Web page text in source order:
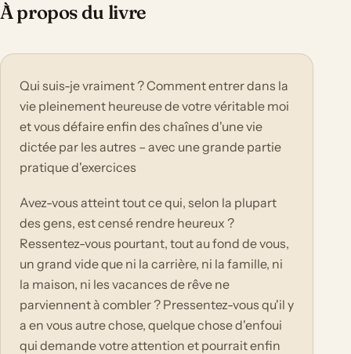
À propos du livre
Qui suis-je vraiment ? Comment entrer dans la
vie pleinement heureuse de votre véritable moi
et vous défaire enfin des chaînes d'une vie
dictée par les autres – avec une grande partie
pratique d'exercices
Avez-vous atteint tout ce qui, selon la plupart
des gens, est censé rendre heureux ?
Ressentez-vous pourtant, tout au fond de vous,
un grand vide que ni la carrière, ni la famille, ni
la maison, ni les vacances de rêve ne
parviennent à combler ? Pressentez-vous qu'il y
a en vous autre chose, quelque chose d'enfoui
qui demande votre attention et pourrait enfin